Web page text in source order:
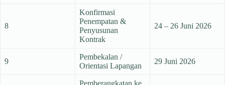
8
Konfirmasi
Penempatan &
Penyusunan
Kontrak
24 – 26 Juni 2026
9
Pembekalan /
Orientasi Lapangan
29 Juni 2026